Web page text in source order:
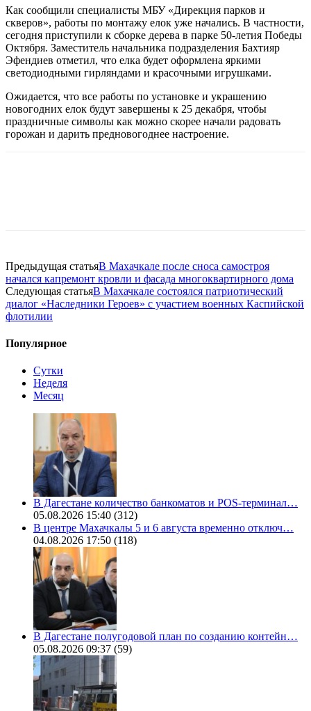
Как сообщили специалисты МБУ «Дирекция парков и
скверов», работы по монтажу елок уже начались. В частности,
сегодня приступили к сборке дерева в парке 50-летия Победы
Октября. Заместитель начальника подразделения Бахтияр
Эфендиев отметил, что елка будет оформлена яркими
светодиодными гирляндами и красочными игрушками.
Ожидается, что все работы по установке и украшению
новогодних елок будут завершены к 25 декабря, чтобы
праздничные символы как можно скорее начали радовать
горожан и дарить предновогоднее настроение.
Предыдущая статьяВ Махачкале после сноса самостроя
начался капремонт кровли и фасада многоквартирного дома
Следующая статьяВ Махачкале состоялся патриотический
диалог «Наследники Героев» с участием военных Каспийской
флотилии
Популярное
Сутки
Неделя
Месяц
В Дагестане количество банкоматов и POS-терминал…
05.08.2026 15:40 (312)
В центре Махачкалы 5 и 6 августа временно отключ…
04.08.2026 17:50 (118)
В Дагестане полугодовой план по созданию контейн…
05.08.2026 09:37 (59)